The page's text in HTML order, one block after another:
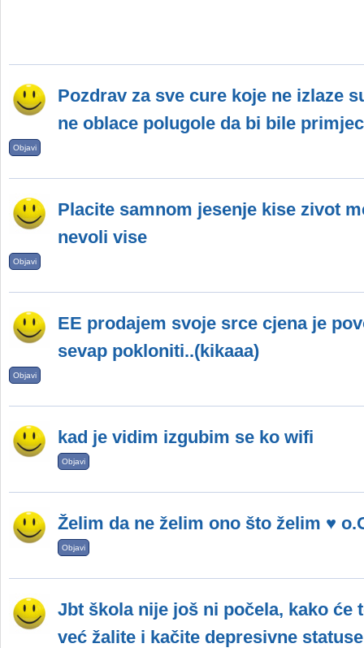
Pozdrav za sve cure koje ne izlaze
ne oblace polugole da bi bile
Objavi
Placite samnom jesenje kise zivot
nevoli vise
Objavi
EE prodajem svoje srce cjena je
sevap pokloniti..(kikaaa)
Objavi
kad je vidim izgubim se ko wifi
Objavi
Želim da ne želim ono što želim ♥
Objavi
Jbt škola nije još ni počela, kako će
već žalite i kačite depresivne